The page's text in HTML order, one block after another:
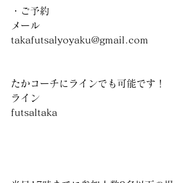
・ご予約
メール
takafutsalyoyaku@gmail.com
たかコーチにラインでも可能です！
ライン
futsaltaka